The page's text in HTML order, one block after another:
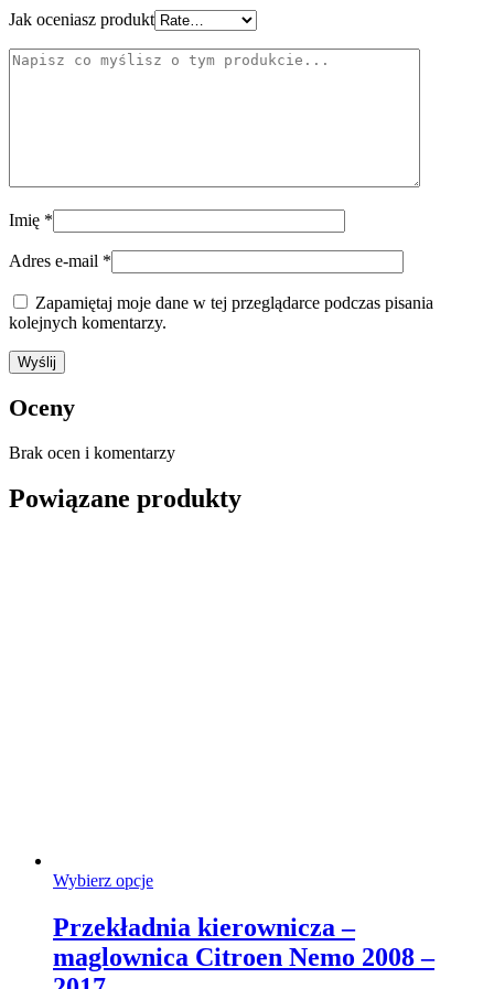
Jak oceniasz produkt
Imię *
Adres e-mail *
Zapamiętaj moje dane w tej przeglądarce podczas pisania
kolejnych komentarzy.
Oceny
Brak ocen i komentarzy
Powiązane produkty
Wybierz opcjeTen
ma
wiele
wariantów.
Przekładnia kierownicza –
maglownica Citroen Nemo 2008 –